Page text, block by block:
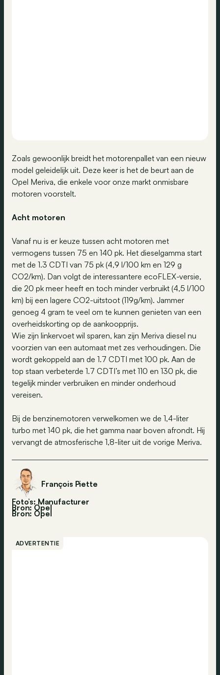
Zoals gewoonlijk breidt het motorenpallet van een nieuw
model geleidelijk uit. Deze keer is het de beurt aan de
Opel Meriva, die enkele voor onze markt onmisbare
motoren voorstelt.
Acht motoren
Vanaf nu is er keuze tussen acht motoren met
vermogens tussen 75 en 140 pk. Het dieselgamma start
met de 1.3 CDTI van 75 pk (4,9 l/100 km en 129 g
CO2/km). Dan volgt de interessantere ecoFLEX-versie,
die 20 pk meer heeft en toch minder verbruikt (4,5 l/100
km) bij een lagere CO2-uitstoot (119g/km). Jammer
genoeg 4 gram te veel om te kunnen genieten van een
overheidskorting op de aankoopprijs.
Wie zijn linkervoet wil sparen, kan zijn Meriva diesel nu
voorzien van een automaat met zes verhoudingen. Die
wordt gekoppeld aan de 1.7 CDTI met 100 pk. Aan de
top staan verbeterde 1.7 CDTI’s met 110 en 130 pk, die
tegelijk minder verbruiken en minder onderhoud
vereisen.
Bij de benzinemotoren verwelkomen we de 1,4-liter
turbo met 140 pk, die het gamma naar boven afrondt. Hij
vervangt de atmosferische 1,8-liter uit de vorige Meriva.
François Piette
Foto’s: Manufacturer
Bron: Opel
Bron: Opel
ADVERTENTIE